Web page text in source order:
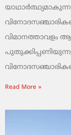
വിമാനത്താവളം
Read More »